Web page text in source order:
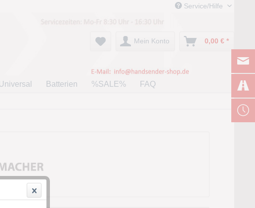
Service/Hilfe
Mein Konto 0,00 € *
Batterien %SALE% FAQ